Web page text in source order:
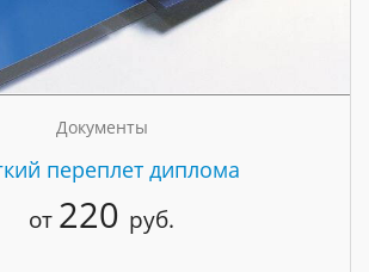
Документы
переплет диплома
от 220 руб.